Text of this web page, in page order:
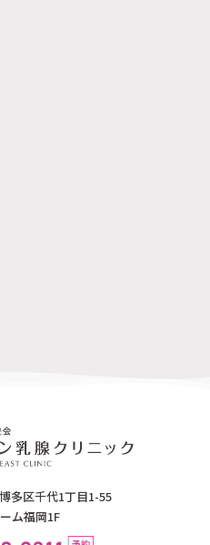
多区千代1丁目1-55
ム福岡1F